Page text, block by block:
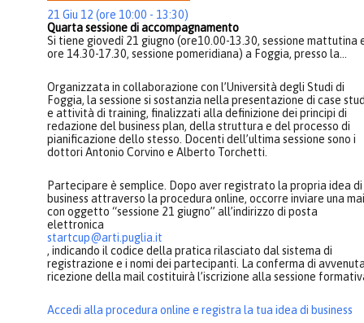
21 Giu 12 (ore 10:00 - 13:30)
Quarta sessione di accompagnamento
Si tiene giovedì 21 giugno (ore10.00-13.30, sessione mattutina
ore 14.30-17.30, sessione pomeridiana) a Foggia, presso la
Organizzata in collaborazione con l’Università degli Studi di
Foggia, la sessione si sostanzia nella presentazione di case
e attività di training, finalizzati alla definizione dei principi di
redazione del business plan, della struttura e del processo di
pianificazione dello stesso. Docenti dell’ultima sessione sono i
dottori Antonio Corvino e Alberto Torchetti
Partecipare è semplice. Dopo aver registrato la propria idea di
business attraverso la procedura online, occorre inviare una
con oggetto “sessione 21 giugno” all’indirizzo di posta
elettronica
startcup@arti.puglia.it
, indicando il codice della pratica rilasciato dal sistema di
registrazione e i nomi dei partecipanti. La conferma di
ricezione della mail costituirà l’iscrizione alla sessione
Accedi alla procedura online e registra la tua idea di business